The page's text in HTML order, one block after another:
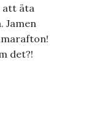
att äta
Jamen
det?!